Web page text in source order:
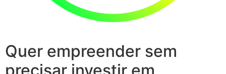
Quer empreender sem